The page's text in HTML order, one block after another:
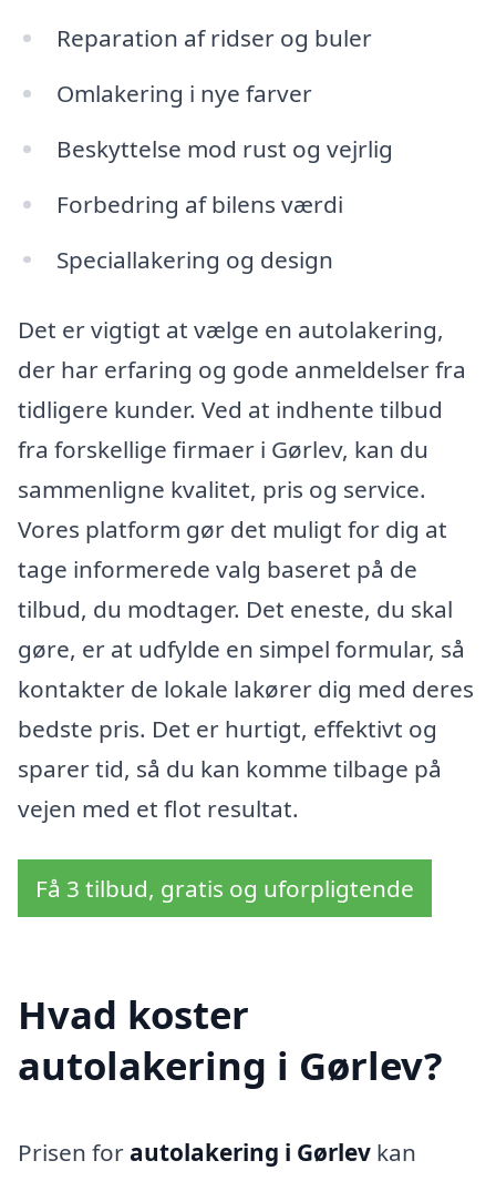
Reparation af ridser og buler
Omlakering i nye farver
Beskyttelse mod rust og vejrlig
Forbedring af bilens værdi
Speciallakering og design
Det er vigtigt at vælge en autolakering,
der har erfaring og gode anmeldelser fra
tidligere kunder. Ved at indhente tilbud
fra forskellige firmaer i Gørlev, kan du
sammenligne kvalitet, pris og service.
Vores platform gør det muligt for dig at
tage informerede valg baseret på de
tilbud, du modtager. Det eneste, du skal
gøre, er at udfylde en simpel formular, så
kontakter de lokale lakører dig med deres
bedste pris. Det er hurtigt, effektivt og
sparer tid, så du kan komme tilbage på
vejen med et flot resultat.
Få 3 tilbud, gratis og uforpligtende
Hvad koster
autolakering i Gørlev?
Prisen for autolakering i Gørlev kan